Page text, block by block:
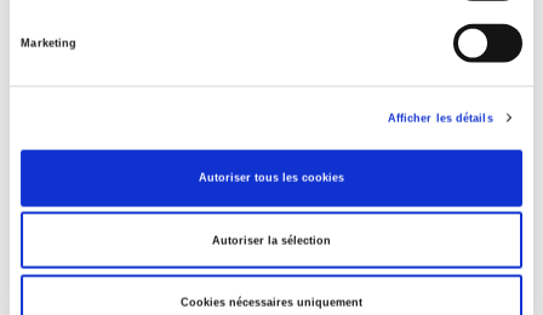
Marketing
Afficher les détails
Autoriser tous les cookies
Autoriser la sélection
Cookies nécessaires uniquement
Salariés en justice